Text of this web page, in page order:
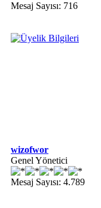
Mesaj Sayısı: 716
wizofwor
Genel Yönetici
Mesaj Sayısı: 4.789